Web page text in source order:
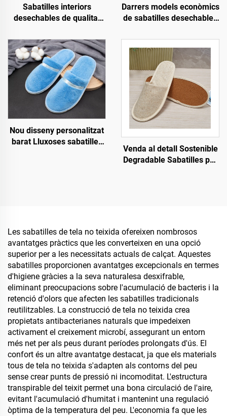
Sabatilles interiors
desechables de qualitat
forro tou per a convidats
per a habitacions d'hotel
Darrers models econòmics
de sabatilles desechables
hotel, esfereïdor i
companyies aèries,
sabatilles biodegradables
per a homes i dones,
fabricant amb venda al por
major
Nou disseny personalitzat
barat Lluxoses sabatilles
Venda al detall Sostenible
Degradable Sabatilles per
Les sabatilles de tela no teixida ofereixen nombrosos
avantatges pràctics que les converteixen en una opció
superior per a les necessitats actuals de calçat. Aquestes
sabatilles proporcionen avantatges excepcionals en termes
d'higiene gràcies a la seva naturalesa desxifrable,
eliminant preocupacions sobre l'acumulació de bacteris i la
retenció d'olors que afecten les sabatilles tradicionals
reutilitzables. La construcció de tela no teixida crea
propietats antibacterianes naturals que impedeixen
activament el creixement microbí, assegurant un entorn
més net per als peus durant períodes prolongats d'ús. El
confort és un altre avantatge destacat, ja que els materials
tous de tela no teixida s'adapten als contorns del peu
sense crear punts de pressió ni incomoditat. L'estructura
transpirable del teixit permet una bona circulació de l'aire,
evitant l'acumulació d'humitat i mantenint una regulació
òptima de la temperatura del peu. L'economia fa que les